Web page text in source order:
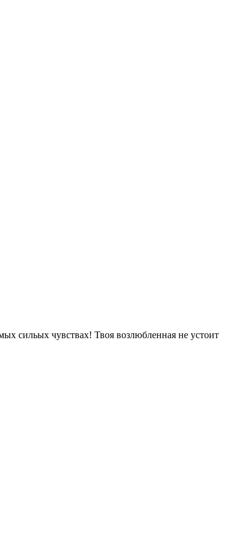
сильых чувствах! Твоя возлюбленная не устоит